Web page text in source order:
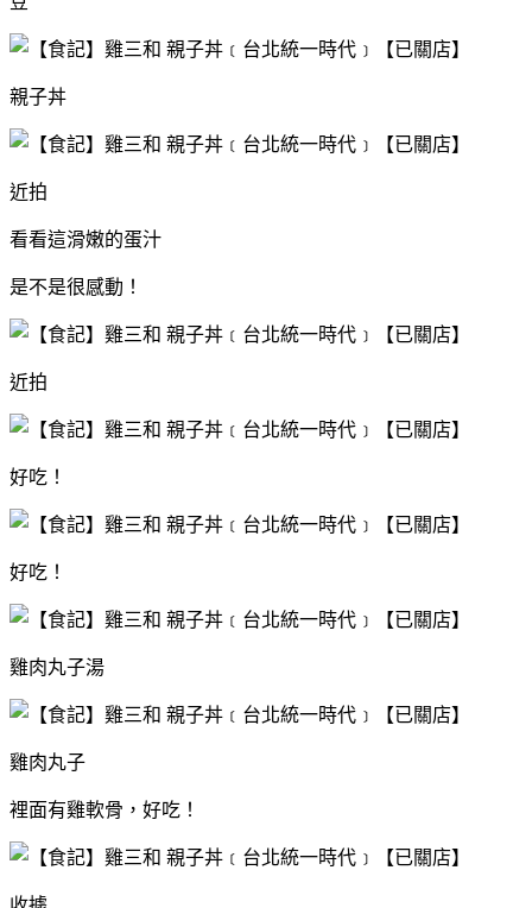
親子丼
近拍
看看這滑嫩的蛋汁
是不是很感動！
近拍
好吃！
好吃！
雞肉丸子湯
雞肉丸子
裡面有雞軟骨，好吃！